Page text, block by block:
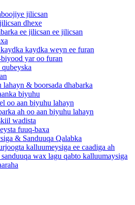
jilicsan
dhexe
ee jilicsan ee jilicsan
kaydka weyn ee furan
yar oo furan
lahayn & boorsada dhabarka
biyuhu
oo aan biyuhu lahayn
ah oo aan biyuhu lahayn
wadista
fuuq-baxa
& Sanduuqa Qalabka
kalluumeysiga ee caadiga ah
sanduuqa wax lagu qabto kalluumaysiga